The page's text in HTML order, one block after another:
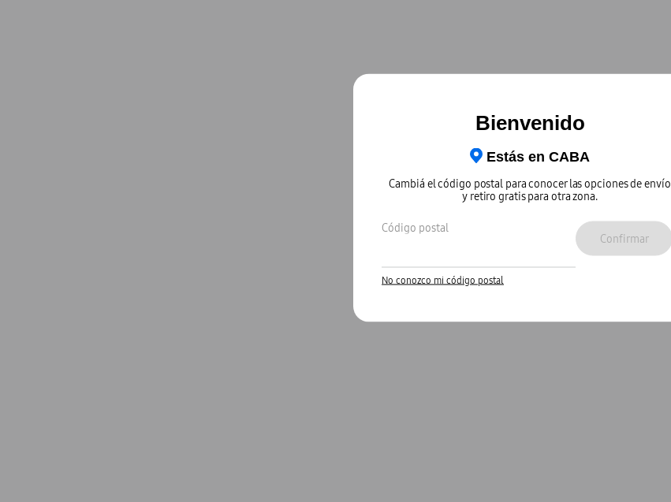
Bienvenido
Estás en CABA
Cambiá el código postal para conocer las opciones de envío
y retiro gratis para otra zona.
Código postal
Confirmar
No conozco mi código postal